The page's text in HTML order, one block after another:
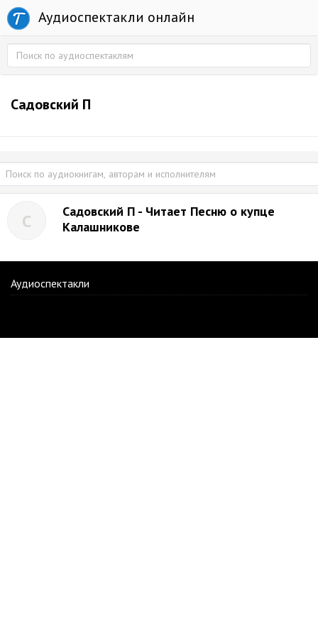
Аудиоспектакли онлайн
Садовский П
С
Садовский П - Читает Песню о купце
Калашникове
Аудиоспектакли